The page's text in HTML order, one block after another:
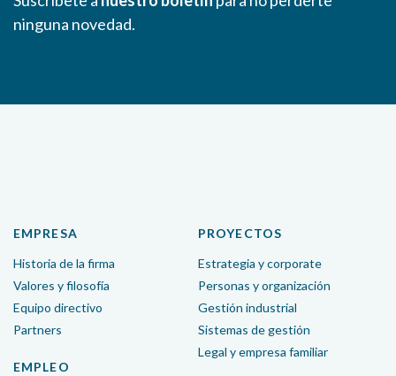
ninguna novedad.
EMPRESA
Historia de la firma
Valores y filosofía
Equipo directivo
Partners
EMPLEO
PROYECTOS
Estrategia ycorporate
Personas y organización
Gestión industrial
Sistemas de gestión
Legal y empresa familiar